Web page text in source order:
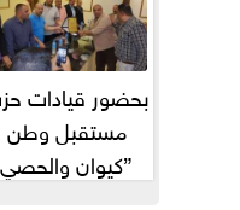
بحضور قيادات
مستقبل وطن
”كيوان والحصي